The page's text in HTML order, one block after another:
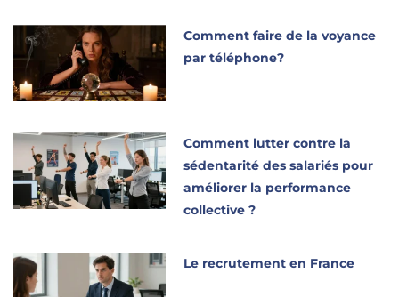
Comment faire de la voyance
par téléphone?
Comment lutter contre la
sédentarité des salariés pour
améliorer la performance
collective ?
Le recrutement en France